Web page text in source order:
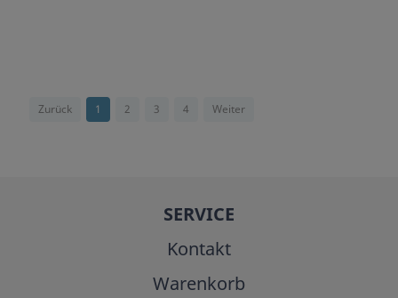
Zurück 1 2 3 4 Weiter
SERVICE
Kontakt
Warenkorb